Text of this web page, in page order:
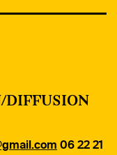
DIFFUSION
06 22 21